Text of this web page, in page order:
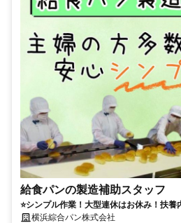
給食パンの製造補助スタッフ
⭐シンプル作業！大型連休はお休み！扶養
横浜綜合パン株式会社